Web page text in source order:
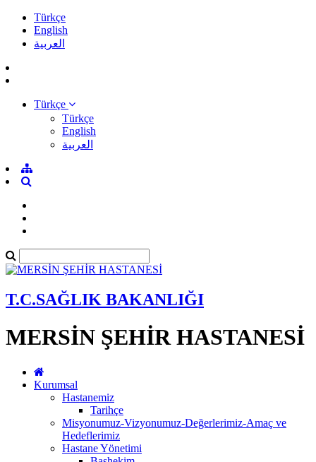
Türkçe
English
العربية
Türkçe
Türkçe
English
العربية
T.C.SAĞLIK BAKANLIĞI
MERSİN ŞEHİR HASTANESİ
Kurumsal
Hastanemiz
Tarihçe
Misyonumuz-Vizyonumuz-Değerlerimiz-Amaç ve
Hedeflerimiz
Hastane Yönetimi